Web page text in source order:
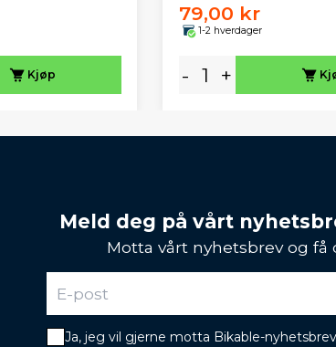
Kjøp
79,00 kr
1-2 hverdager
- +
Meld deg på vårt
Motta vårt nyhetsbrev og
Ja, jeg vil gjerne motta Bikable-